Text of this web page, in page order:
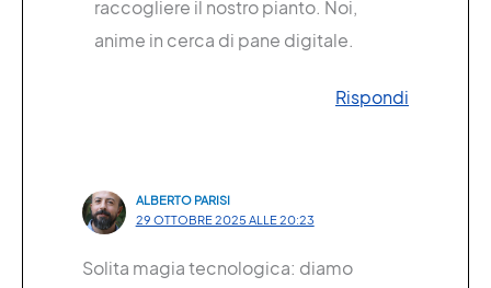
raccogliere il nostro pianto. Noi,
anime in cerca di pane digitale.
Rispondi
ALBERTO PARISI
29 OTTOBRE 2025 ALLE 20:23
Solita magia tecnologica: diamo